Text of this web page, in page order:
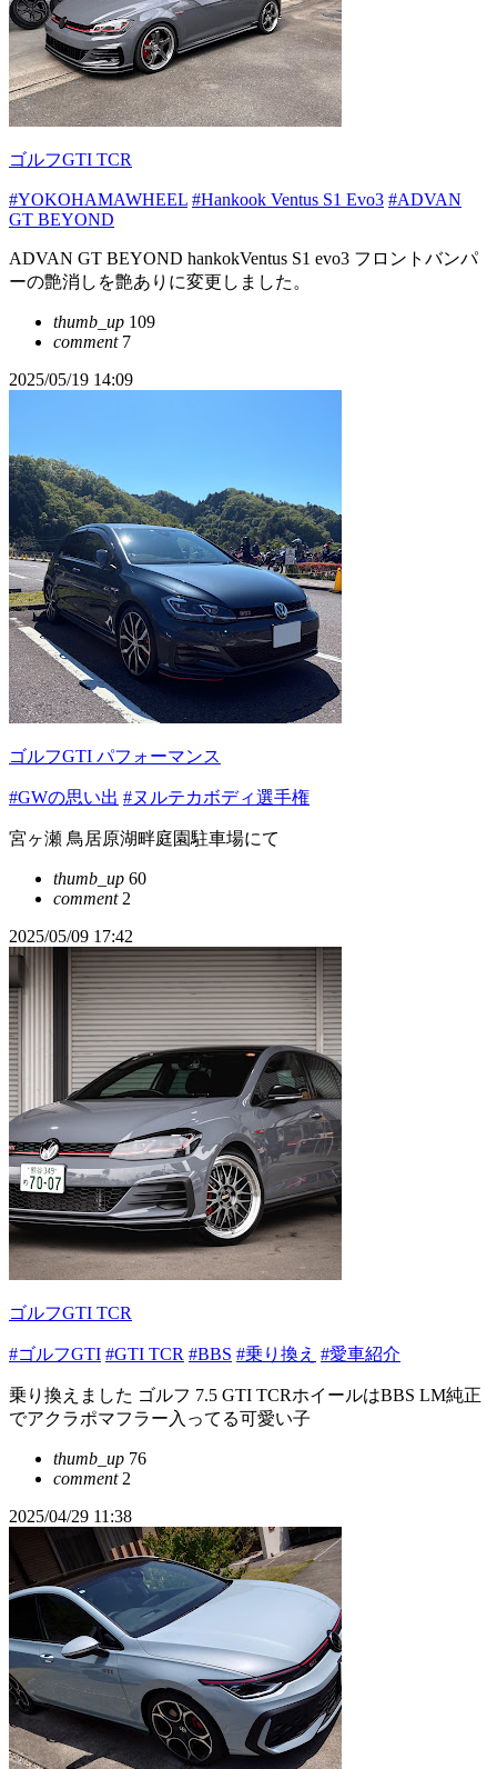
ゴルフGTI TCR
#YOKOHAMAWHEEL #Hankook Ventus S1 Evo3 #ADVAN
GT BEYOND
ADVAN GT BEYOND hankokVentus S1 evo3 フロントバンパ
ーの艶消しを艶ありに変更しました。
thumb_up 109
comment7
2025/05/19 14:09
ゴルフGTI パフォーマンス
#GWの思い出 #ヌルテカボディ選手権
宮ヶ瀬 鳥居原湖畔庭園駐車場にて
thumb_up 60
comment2
2025/05/09 17:42
ゴルフGTI TCR
#ゴルフGTI #GTI TCR #BBS #乗り換え #愛車紹介
乗り換えました ゴルフ 7.5 GTI TCRホイールはBBS LM純正
でアクラポマフラー入ってる可愛い子
thumb_up 76
comment2
2025/04/29 11:38